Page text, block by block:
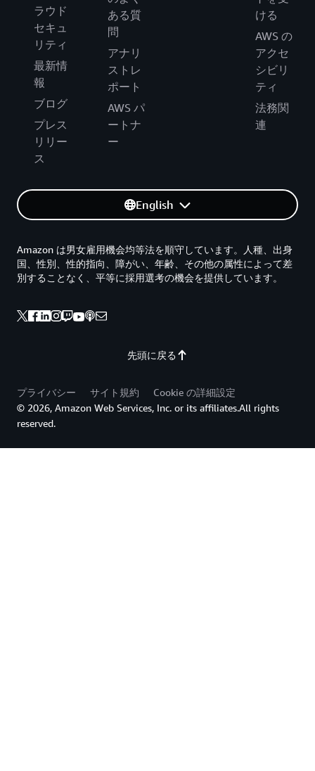
ラウド
セキュ
リティ
最新情
報
ブログ
プレス
リリー
ス
ある質
問
アナリ
ストレ
ポート
AWS パ
ートナ
ー
ける
AWS の
アクセ
シビリ
ティ
法務関
連
English
先頭に戻る
Amazon は男女雇用機会均等法を順守しています。人種、出身
国、性別、性的指向、障がい、年齢、その他の属性によって差
別することなく、平等に採用選考の機会を提供しています。
プライバシー サイト規約
Cookie の詳細設定
© 2026, Amazon Web Services, Inc. or its affiliates.All rights
reserved.